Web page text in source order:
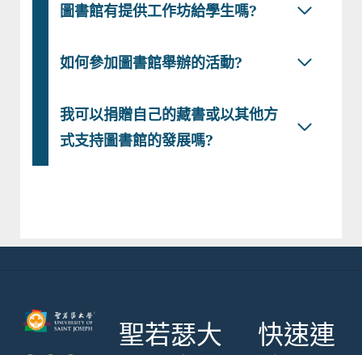
圖書館有提供工作坊給學生嗎?
如何參加圖書館舉辦的活動?
我可以捐贈自己的藏書或以其他方
式支持圖書館的發展嗎?
聖若瑟大
快速連